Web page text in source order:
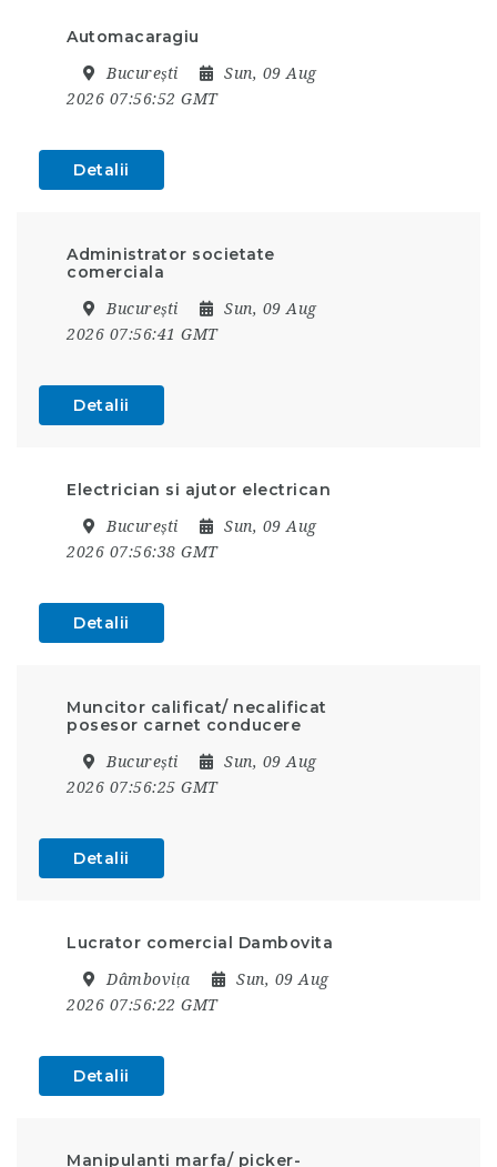
Automacaragiu
București
Sun, 09 Aug
2026 07:56:52 GMT
Detalii
Administrator societate
comerciala
București
Sun, 09 Aug
2026 07:56:41 GMT
Detalii
Electrician si ajutor electrican
București
Sun, 09 Aug
2026 07:56:38 GMT
Detalii
Muncitor calificat/ necalificat
posesor carnet conducere
București
Sun, 09 Aug
2026 07:56:25 GMT
Detalii
Lucrator comercial Dambovita
Dâmbovița
Sun, 09 Aug
2026 07:56:22 GMT
Detalii
Manipulanti marfa/ picker-